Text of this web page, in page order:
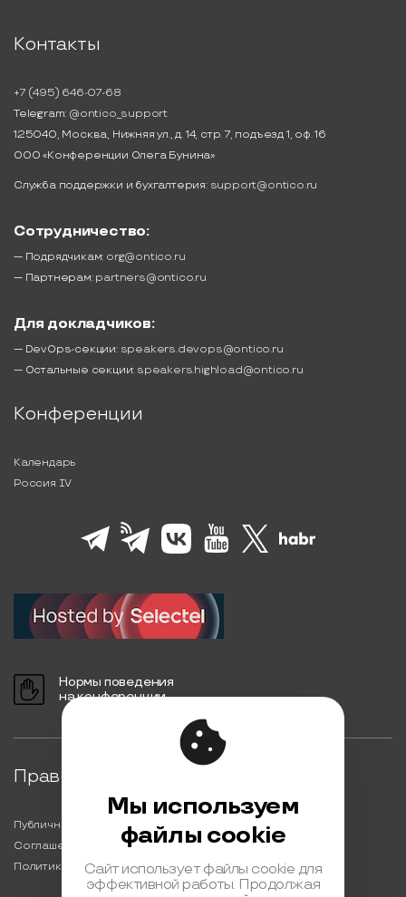
Контакты
+7 (495) 646-07-68
Telegram: @ontico_support
125040, Москва, Нижняя ул., д. 14, стр. 7, подъезд 1, оф. 16
ООО «Конференции Олега Бунина»
Служба поддержки и бухгалтерия: support@ontico.ru
Сотрудничество:
— Подрядчикам: org@ontico.ru
— Партнерам: partners@ontico.ru
Для докладчиков:
— DevOps-секции: speakers.devops@ontico.ru
— Остальные секции: speakers.highload@ontico.ru
Конференции
Календарь
Россия IV
Нормы поведения
на конференции
Правовая информация
Публичная оферта
Соглашение на обработку персональных данных
Политика обработки персональных данных
Мы используем
файлы cookie
Сайт использует файлы cookie для
эффективной работы. Продолжая